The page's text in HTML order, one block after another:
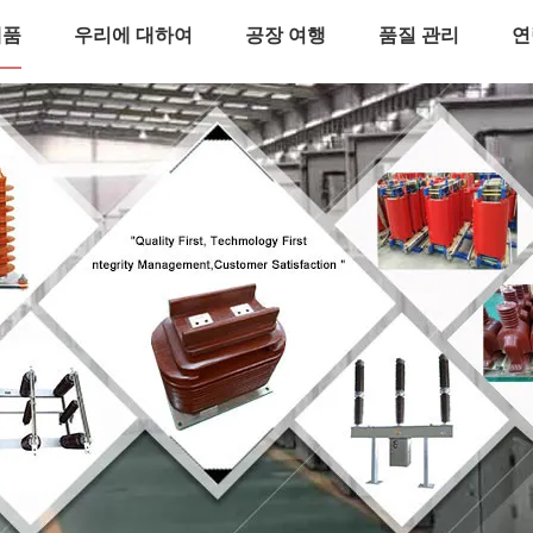
우리에 대하여 공장 여행 품질 관리